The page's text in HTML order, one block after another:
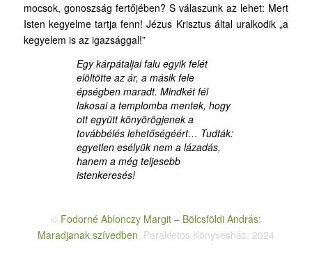
mocsok, gonoszság fertőjében? S válaszunk az lehet: Mert
Isten kegyelme tartja fenn! Jézus Krisztus által uralkodik „a
kegyelem is az igazsággal!”
Egy kárpátaljai falu egyik felét
elöltötte az ár, a másik fele
épségben maradt. Mindkét fél
lakosai a templomba mentek, hogy
ott együtt könyörögjenek a
továbbélés lehetőségéért… Tudták:
egyetlen esélyük nem a lázadás,
hanem a még teljesebb
istenkeresés!
© Fodorné Ablonczy Margit – Bölcsföldi András:
Maradjanak szívedben, Parakletos Könyvesház, 2024